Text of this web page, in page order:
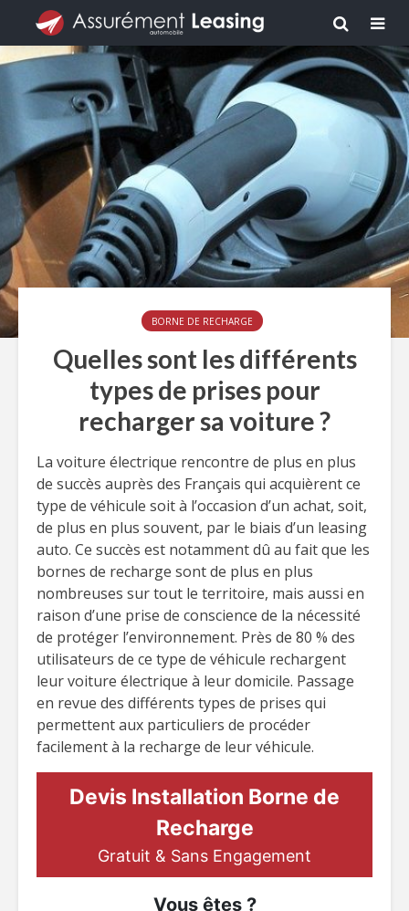
BORNE DE RECHARGE
Quelles sont les différents
types de prises pour
recharger sa voiture ?
La voiture électrique rencontre de plus en plus
de succès auprès des Français qui acquièrent ce
type de véhicule soit à l’occasion d’un achat, soit,
de plus en plus souvent, par le biais d’un leasing
auto. Ce succès est notamment dû au fait que les
bornes de recharge sont de plus en plus
nombreuses sur tout le territoire, mais aussi en
raison d’une prise de conscience de la nécessité
de protéger l’environnement. Près de 80 % des
utilisateurs de ce type de véhicule rechargent
leur voiture électrique à leur domicile. Passage
en revue des différents types de prises qui
permettent aux particuliers de procéder
facilement à la recharge de leur véhicule.